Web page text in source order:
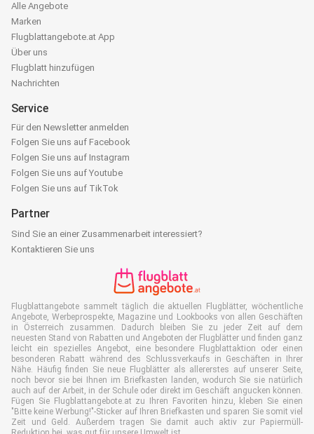
Alle Angebote
Marken
Flugblattangebote.at App
Über uns
Flugblatt hinzufügen
Nachrichten
Service
Für den Newsletter anmelden
Folgen Sie uns auf Facebook
Folgen Sie uns auf Instagram
Folgen Sie uns auf Youtube
Folgen Sie uns auf TikTok
Partner
Sind Sie an einer Zusammenarbeit interessiert?
Kontaktieren Sie uns
Flugblattangebote sammelt täglich die aktuellen Flugblätter, wöchentliche
Angebote, Werbeprospekte, Magazine und Lookbooks von allen Geschäften
in Österreich zusammen. Dadurch bleiben Sie zu jeder Zeit auf dem
neuesten Stand von Rabatten und Angeboten der Flugblätter und finden ganz
leicht ein spezielles Angebot, eine besondere Flugblattaktion oder einen
besonderen Rabatt während des Schlussverkaufs in Geschäften in Ihrer
Nähe. Häufig finden Sie neue Flugblätter als allererstes auf unserer Seite,
noch bevor sie bei Ihnen im Briefkasten landen, wodurch Sie sie natürlich
auch auf der Arbeit, in der Schule oder direkt im Geschäft angucken können.
Fügen Sie Flugblattangebote.at zu Ihren Favoriten hinzu, kleben Sie einen
"Bitte keine Werbung!"-Sticker auf Ihren Briefkasten und sparen Sie somit viel
Zeit und Geld. Außerdem tragen Sie damit auch aktiv zur Papiermüll-